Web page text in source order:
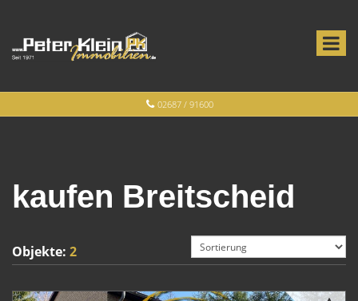
02687 / 91600
kaufen Breitscheid
Objekte: 2